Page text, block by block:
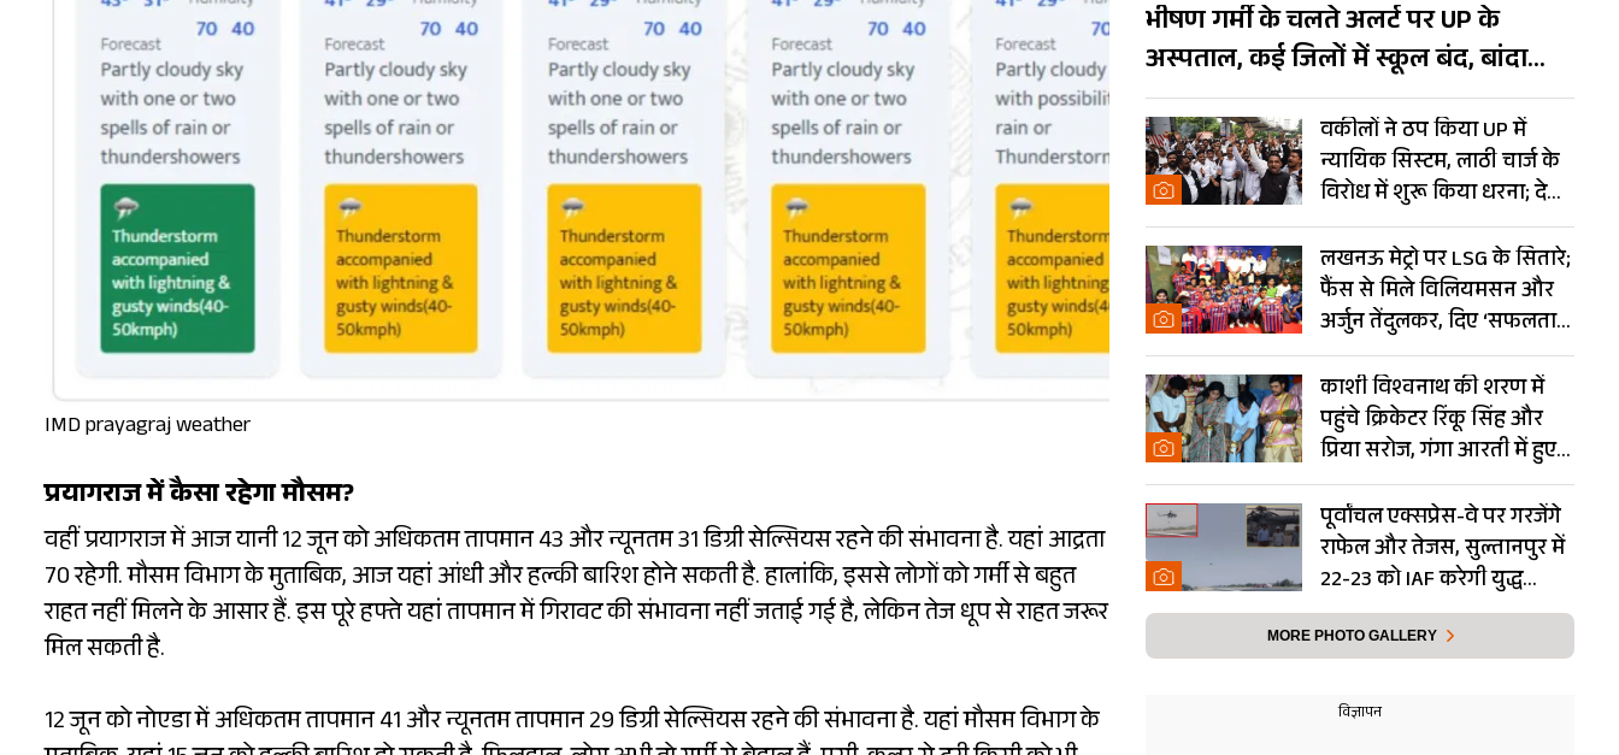
IMD prayagraj weather
प्रयागराज में कैसा रहेगा मौसम?
वहीं प्रयागराज में आज यानी 12 जून को अधिकतम तापमान 43 और न्यूनतम 31 डिग्री सेल्सियस रहने की संभावना है. यहां आद्रता
70 रहेगी. मौसम विभाग के मुताबिक, आज यहां आंधी और हल्की बारिश होने सकती है. हालांकि, इससे लोगों को गर्मी से बहुत
राहत नहीं मिलने के आसार हैं. इस पूरे हफ्ते यहां तापमान में गिरावट की संभावना नहीं जताई गई है, लेकिन तेज धूप से राहत जरूर
मिल सकती है.
12 जून को नोएडा में अधिकतम तापमान 41 और न्यूनतम तापमान 29 डिग्री सेल्सियस रहने की संभावना है. यहां मौसम विभाग के
भीषण गर्मी के चलते अलर्ट पर UP के
अस्पताल, कई जिलों में स्कूल बंद, बांदा
दुनिया का तीसरा सबसे गर्म शहर
वकीलों ने ठप किया UP में
न्यायिक सिस्टम, लाठी चार्ज के
विरोध में शुरू किया धरना; देखें
Photos
लखनऊ मेट्रो पर LSG के सितारे;
फैंस से मिले विलियमसन और
अर्जुन तेंदुलकर, दिए ‘सफलता
के मंत्र’- PHOTOS
काशी विश्वनाथ की शरण में
पहुंचे क्रिकेटर रिंकू सिंह और
प्रिया सरोज, गंगा आरती में हुए
शामिल- Photos
पूर्वांचल एक्सप्रेस-वे पर गरजेंगे
राफेल और तेजस, सुल्तानपुर में
22-23 को IAF करेगी युद्ध
अभ्यास
MORE PHOTO GALLERY